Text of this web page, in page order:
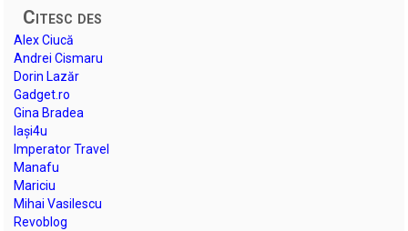
Citesc des
Alex Ciucă
Andrei Cismaru
Dorin Lazăr
Gadget.ro
Gina Bradea
Iași4u
Imperator Travel
Manafu
Mariciu
Mihai Vasilescu
Revoblog